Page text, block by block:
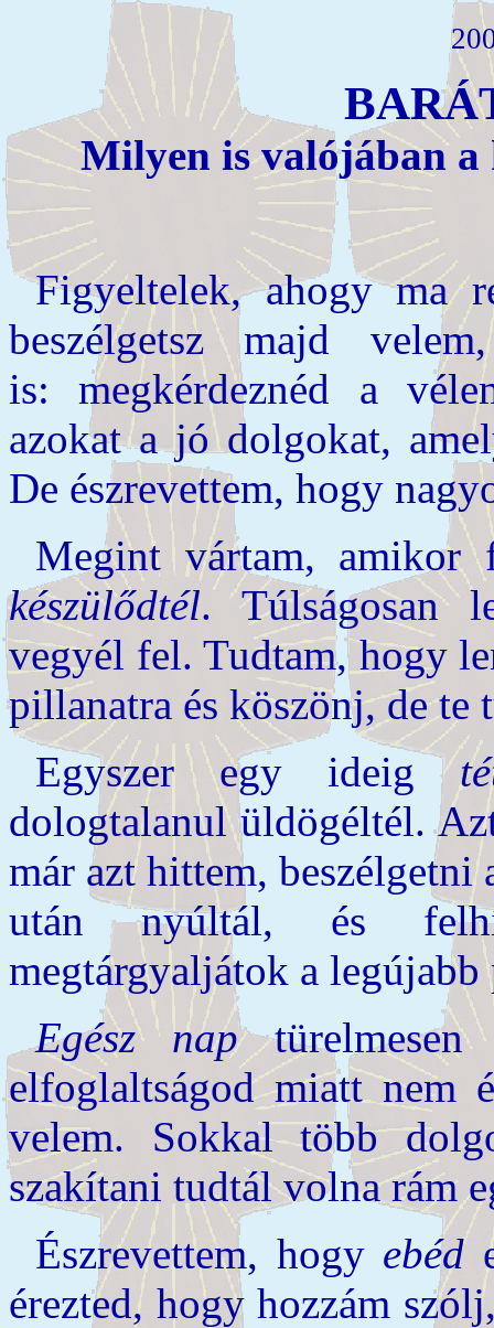
Milyen is valójában a
Figyeltelek, ahogy ma
beszélgetsz majd
is: megkérdeznéd a
azokat a jó dolgokat,
De észrevettem, hogy
Megint vártam, amikor
készülődtél. Túlságosan
vegyél fel. Tudtam, hogy
pillanatra és köszönj, de
Egyszer egy ideig
dologtalanul üldögéltél.
már azt hittem,
után nyúltál, és
megtárgyaljátok a
Egész naptürelmesen
elfoglaltságod miatt nem
velem. Sokkal több
szakítani tudtál volna rám
Észrevettem, hogy ebéd
érezted, hogy hozzám